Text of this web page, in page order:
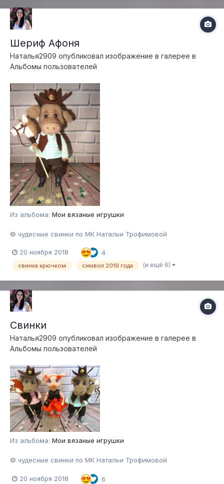
Шериф Афоня
Наталья2909 опубликовал изображение в галерее в
Альбомы пользователей
Из альбома: Мои вязаные игрушки
© чудесные свинки по МК Натальи Трофимовой
20 ноября 2018 4
свинка крючком символ 2019 года (и ещё 6)
Свинки
Наталья2909 опубликовал изображение в галерее в
Альбомы пользователей
Из альбома: Мои вязаные игрушки
© чудесные свинки по МК Натальи Трофимовой
20 ноября 2018 6